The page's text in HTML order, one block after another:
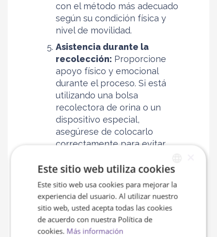
con el método más adecuado
según su condición física y
nivel de movilidad.
Asistencia durante la
recolección: Proporcione
apoyo físico y emocional
durante el proceso. Si está
utilizando una bolsa
recolectora de orina o un
dispositivo especial,
asegúrese de colocarlo
correctamente para evitar
Etiquetado de la muestra:
Una vez recogida la orina,
cierre bien el contenedor para
evitar derrames. Etiquételo
correctamente con los datos
del paciente, fecha y hora de
SPANISH
ENGLISH
Este sitio web utiliza cookies
Este sitio web usa cookies para mejorar la
experiencia del usuario. Al utilizar nuestro
sitio web, usted acepta todas las cookies
de acuerdo con nuestra Política de
cookies. Más información